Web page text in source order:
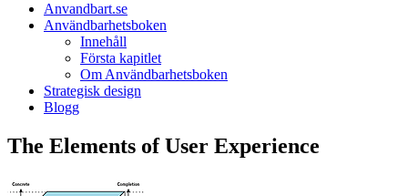
Anvandbart.se
Användbarhetsboken
Innehåll
Första kapitlet
Om Användbarhetsboken
Strategisk design
Blogg
The Elements of User Experience